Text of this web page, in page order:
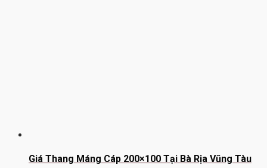
Giá Thang Máng Cáp 200×100 Tại Bà Rịa Vũng Tàu